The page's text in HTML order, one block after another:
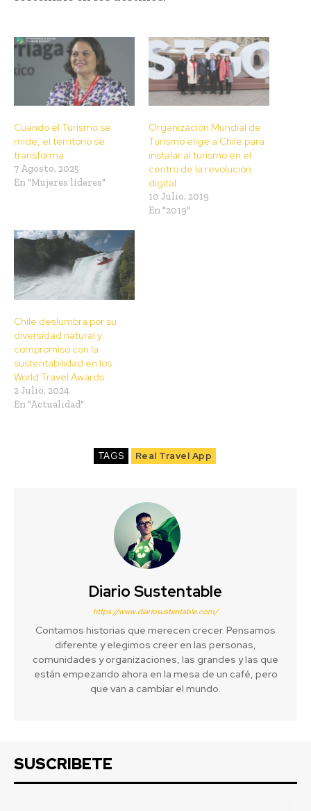
Cuando el Turismo se
mide, el territorio se
transforma
7 Agosto, 2025
En "Mujeres líderes"
Organización Mundial de
Turismo elige a Chile para
instalar al turismo en el
centro de la revolución
digital
10 Julio, 2019
En "2019"
Chile deslumbra por su
diversidad natural y
compromiso con la
sustentabilidad en los
World Travel Awards
2 Julio, 2024
En "Actualidad"
TAGS Real Travel App
Diario Sustentable
https://www.diariosustentable.com/
Contamos historias que merecen crecer. Pensamos
diferente y elegimos creer en las personas,
comunidades y organizaciones, las grandes y las que
están empezando ahora en la mesa de un café, pero
que van a cambiar el mundo.
SUSCRIBETE